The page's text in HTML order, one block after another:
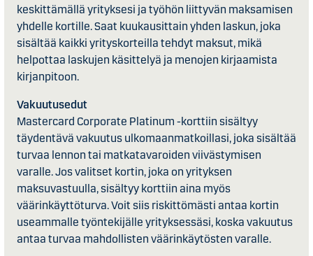
keskittämällä yrityksesi ja työhön liittyvän maksamisen
yhdelle kortille. Saat kuukausittain yhden laskun, joka
sisältää kaikki yrityskorteilla tehdyt maksut, mikä
helpottaa laskujen käsittelyä ja menojen kirjaamista
kirjanpitoon.
Vakuutusedut
Mastercard Corporate Platinum -korttiin sisältyy
täydentävä vakuutus ulkomaanmatkoillasi, joka sisältää
turvaa lennon tai matkatavaroiden viivästymisen
varalle. Jos valitset kortin, joka on yrityksen
maksuvastuulla, sisältyy korttiin aina myös
väärinkäyttöturva. Voit siis riskittömästi antaa kortin
useammalle työntekijälle yrityksessäsi, koska vakuutus
antaa turvaa mahdollisten väärinkäytösten varalle.